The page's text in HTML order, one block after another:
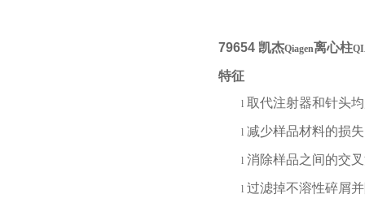
79654 凯杰Qiagen离心柱
特征
l 取代注射器和针头
l 减少样品材料的损失
l 消除样品之间的交
l 过滤掉不溶性碎屑